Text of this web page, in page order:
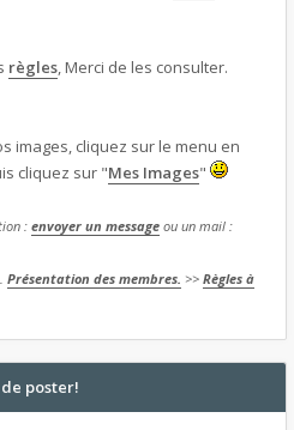
règles, Merci de les consulter.
images, cliquez sur le menu en
cliquez sur "Mes Images"
: envoyer un message ou un mail :
Présentation des membres. >> Règles à
poster!